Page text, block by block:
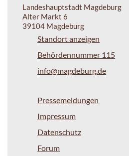
Landeshauptstadt Magdeburg
Alter Markt 6
39104 Magdeburg
Standort anzeigen
Behördennummer 115
info@magdeburg.de
Pressemeldungen
Impressum
Datenschutz
Forum